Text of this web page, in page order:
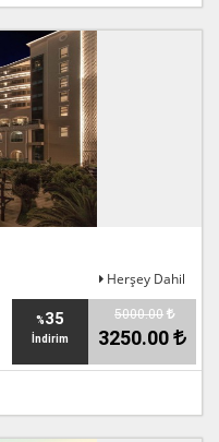
Herşey Dahil
%35
İndirim
5000.00
3250.00